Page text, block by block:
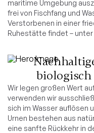
maritime Umgebung
frei von Fischfang und
Verstorbenen in einer
Ruhestätte findet –
biologisch
Wir legen großen Wert
verwenden wir
sich im Wasser auflösen
Urnen bestehen aus
eine sanfte Rückkehr in